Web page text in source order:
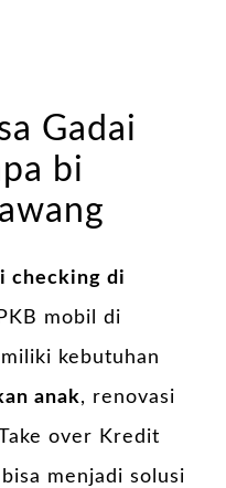
Gadai
bi
checking di
mobil di
kebutuhan
anak, renovasi
over Kredit
menjadi solusi